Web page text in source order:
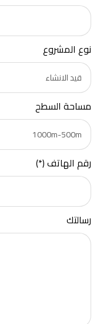
نوع المشروع
مساحة السطح
رقم الهاتف (*)
رسالتك